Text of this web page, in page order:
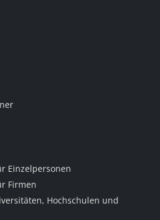
Einzelpersonen
Firmen
Hochschulen und